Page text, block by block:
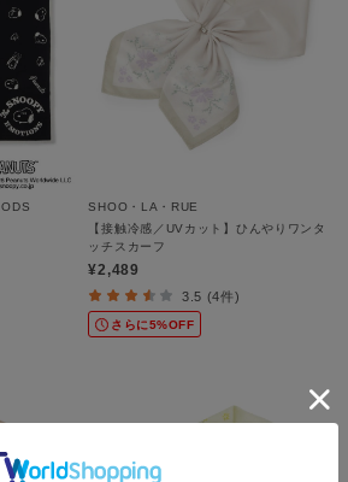
SHOO・LA・RUE
【接触冷感／UVカット】ひんやりワンタ
ッチスカーフ
¥2,489
3.5 (4件)
さらに5%OFF